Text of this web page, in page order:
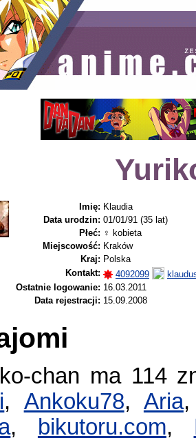
Imię: Klaudia
Data urodzin: 01/01/91 (35 lat)
Płeć: ♀ kobieta
Miejscowość: Kraków
Kraj: Polska
Kontakt:
4092099
Ostatnie logowanie: 16.03.2011
Data rejestracji: 15.09.2008
chan ma 114
, Ankoku78, Aria
, bikutoru.com,